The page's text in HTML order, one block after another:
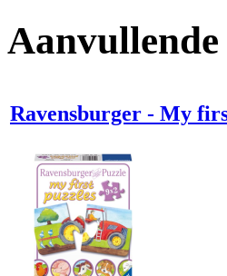
Ravensburger - My